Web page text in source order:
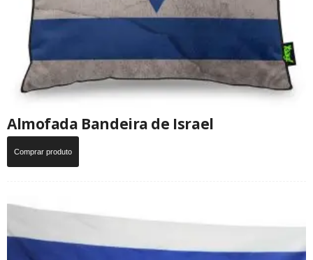
Almofada Bandeira de Israel
Comprar produto